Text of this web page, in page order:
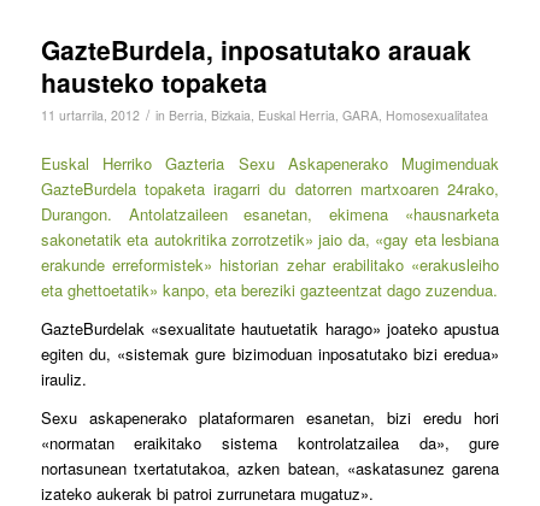
GazteBurdela, inposatutako arauak
hausteko topaketa
11 urtarrila, 2012 / in Berria Bizkaia Euskal Herria GARA, Homosexualitatea
Euskal Herriko Gazteria Sexu Askapenerako Mugimenduak
GazteBurdela topaketa iragarri du datorren martxoaren 24rako,
Durangon. Antolatzaileen esanetan, ekimena «hausnarketa
sakonetatik eta autokritika zorrotzetik» jaio da, «gay eta lesbiana
erakunde erreformistek» historian zehar erabilitako «erakusleiho
eta ghettoetatik» kanpo, eta bereziki gazteentzat dago zuzendua.
GazteBurdelak «sexualitate hautuetatik harago» joateko apustua
egiten du, «sistemak gure bizimoduan inposatutako bizi eredua»
irauliz.
Sexu askapenerako plataformaren esanetan, bizi eredu hori
«normatan eraikitako sistema kontrolatzailea da», gure
nortasunean txertatutakoa, azken batean, «askatasunez garena
izateko aukerak bi patroi zurrunetara mugatuz».